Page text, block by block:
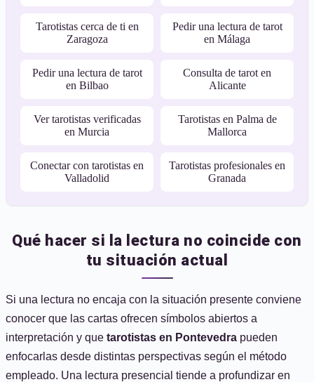
Tarotistas cerca de ti en
Zaragoza
Pedir una lectura de tarot
en Málaga
Pedir una lectura de tarot
en Bilbao
Consulta de tarot en
Alicante
Ver tarotistas verificadas
en Murcia
Tarotistas en Palma de
Mallorca
Conectar con tarotistas en
Valladolid
Tarotistas profesionales en
Granada
Qué hacer si la lectura no coincide con
tu situación actual
Si una lectura no encaja con la situación presente conviene
conocer que las cartas ofrecen símbolos abiertos a
interpretación y que tarotistas en Pontevedra pueden
enfocarlas desde distintas perspectivas según el método
empleado. Una lectura presencial tiende a profundizar en